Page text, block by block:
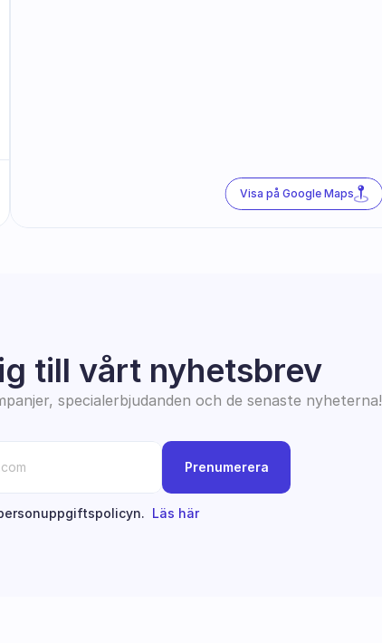
Visa på Google Maps
till vårt nyhetsbrev
specialerbjudanden och de senaste nyheterna!
Prenumerera
Läs här